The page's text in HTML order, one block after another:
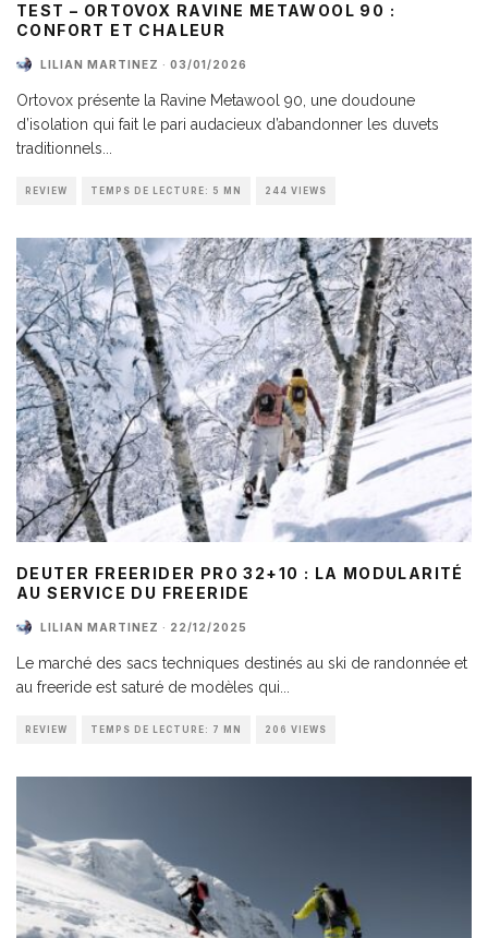
TEST – ORTOVOX RAVINE METAWOOL 90 :
CONFORT ET CHALEUR
LILIAN MARTINEZ · 03/01/2026
Ortovox présente la Ravine Metawool 90, une doudoune
d’isolation qui fait le pari audacieux d’abandonner les duvets
traditionnels...
REVIEW TEMPS DE LECTURE: 5 MN 244 VIEWS
DEUTER FREERIDER PRO 32+10 : LA MODULARITÉ
AU SERVICE DU FREERIDE
LILIAN MARTINEZ · 22/12/2025
Le marché des sacs techniques destinés au ski de randonnée et
au freeride est saturé de modèles qui
REVIEW TEMPS DE LECTURE: 7 MN 206 VIEWS